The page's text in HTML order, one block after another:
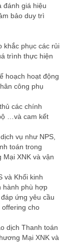
đánh giá hiệu
bảo duy trì
khắc phục các rủi
trình thực hiện
hoạch hoạt động
công phụ
các chính
…và cam kết
vụ như NPS,
toán trong
XNK và vận
và Khối kinh
hành phù hợp
ứng yêu cầu
cho
dịch Thanh toán
Mại XNK và